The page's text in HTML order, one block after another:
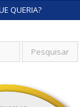
QUERIA?